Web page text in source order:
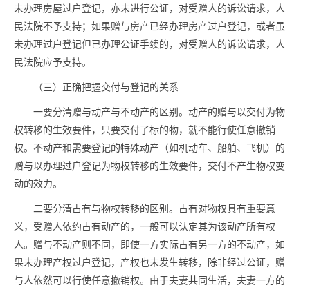
未办理房屋过户登记，亦未进行公证，对受赠人的诉讼请求，人
民法院不予支持；如果赠与房产已经办理房产过户登记，或者虽
未办理过户登记但已办理公证手续的，对受赠人的诉讼请求，人
民法院应予支持。
（三）正确把握交付与登记的关系
一要分清赠与动产与不动产的区别。动产的赠与以交付为物
权转移的生效要件，只要交付了标的物，就不能行使任意撤销
权。不动产和需要登记的特殊动产（如机动车、船舶、飞机）的
赠与以办理过户登记为物权转移的生效要件，交付不产生物权变
动的效力。
二要分清占有与物权转移的区别。占有对物权具有重要意
义，受赠人依约占有动产的，一般可以认定其为该动产所有权
人。赠与不动产则不同，即使一方实际占有另一方的不动产，如
果未办理产权过户登记，产权也未发生转移，除非经过公证，赠
与人依然可以行使任意撤销权。由于夫妻共同生活，夫妻一方的